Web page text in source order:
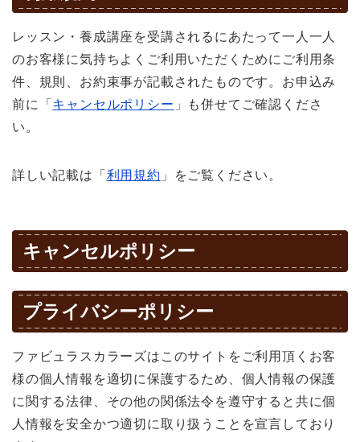
レッスン・養成講座を受講されるにあたって一人一人
のお客様に気持ちよくご利用いただくためにご利用条
件、規則、お約束事が記載されたものです。お申込み
前に「 キャンセルポリシー 」も併せてご確認くださ
い。
詳しい記載は「 利用規約 」をご覧ください。
キャンセルポリシー
プライバシーポリシー
ファビュラスカラーズはこのサイトをご利用頂くお客
様の個人情報を適切に保護するため、個人情報の保護
に関する法律、その他の関係法令を遵守すると共に個
人情報を安全かつ適切に取り扱うことを宣言しており